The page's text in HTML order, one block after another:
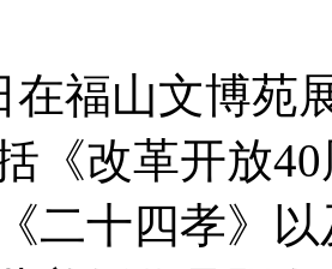
在福山文博苑
《改革开放
二十四孝》